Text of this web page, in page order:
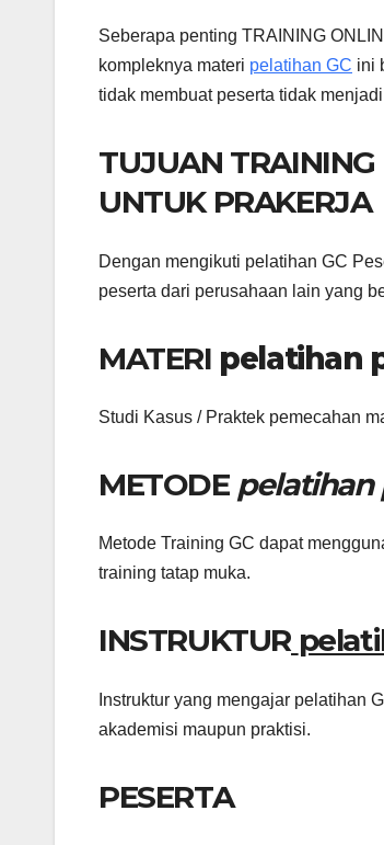
Seberapa penting TRAINING
kompleknya materi pelatihan GC ini
tidak membuat peserta tidak
TUJUAN
UNTUK PRAKERJA
Dengan mengikuti pelatihan GC
peserta dari perusahaan lain yang
MATERI pelatihan
Studi Kasus / Praktek pemecahan
METODE pelatihan
Metode Training GC dapat
training tatap muka.
INSTRUKTUR
Instruktur yang mengajar pelatihan
akademisi maupun praktisi.
PESERTA